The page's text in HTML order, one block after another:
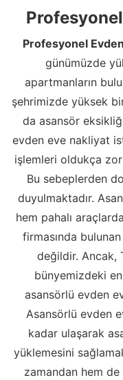
Profesyonel
günümüzde
apartmanların
şehrimizde yüksek
da asansör
evden eve nakliyat
işlemleri oldukça zor
Bu sebeplerden
duyulmaktadır.
hem pahalı
firmasında
değildir. Ancak,
bünyemizdeki en
asansörlü evden
Asansörlü evden
kadar ulaşarak
yüklemesini
zamandan hem